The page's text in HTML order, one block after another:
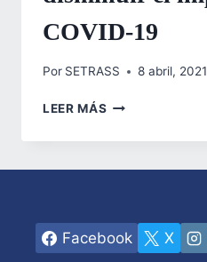
COVID-19
Por SETRASS 8 abril, 2021
LEER MÁS HONDURAS
MEDIDAS
IMPACTO
DE
Facebook X